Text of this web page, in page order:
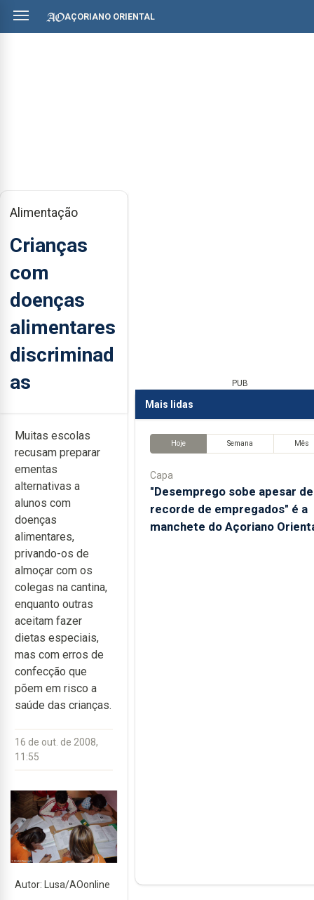
AÇORIANO ORIENTAL
Alimentação
Crianças
com
doenças
alimentares
discriminad
as
Muitas escolas
recusam preparar
ementas
alternativas a
alunos com
doenças
alimentares,
privando-os de
almoçar com os
colegas na cantina,
enquanto outras
aceitam fazer
dietas especiais,
mas com erros de
confecção que
põem em risco a
saúde das crianças.
16 de out. de 2008,
11:55
Autor: Lusa/AOonline
PUB
Mais lidas
Hoje Semana Mês
Capa
"Desemprego sobe apesar de
recorde de empregados" é a
manchete do Açoriano